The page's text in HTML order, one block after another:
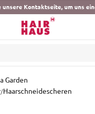
unsere Kontaktseite, um uns
Garden
/Haarschneidescheren